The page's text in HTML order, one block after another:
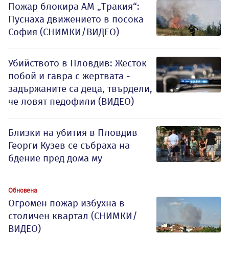
Пожар блокира АМ „Тракия“:
Пуснаха движението в посока
София (СНИМКИ/ВИДЕО)
Убийството в Пловдив: Жесток
побой и гавра с жертвата -
задържаните са деца, твърдели,
че ловят педофили (ВИДЕО)
Близки на убития в Пловдив
Георги Кузев се събраха на
бдение пред дома му
Обновена
Огромен пожар избухна в
столичен квартал (СНИМКИ/
ВИДЕО)